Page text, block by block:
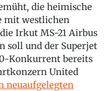
die heimische
mit westlichen
Irkut MS-21 Airbus
soll und der Superjet
Konkurrent bereits
United
neuaufgelegten